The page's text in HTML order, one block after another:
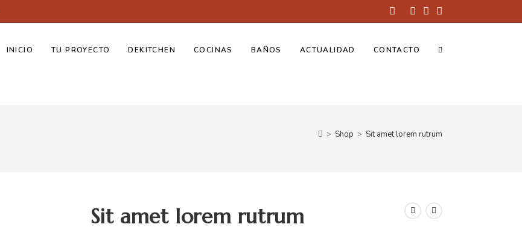
INICIO TU PROYECTO DEKITCHEN COCINAS BAÑOS ACTUALIDAD CONTACTO
> Shop > Sit amet lorem rutrum
Sit amet lorem rutrum